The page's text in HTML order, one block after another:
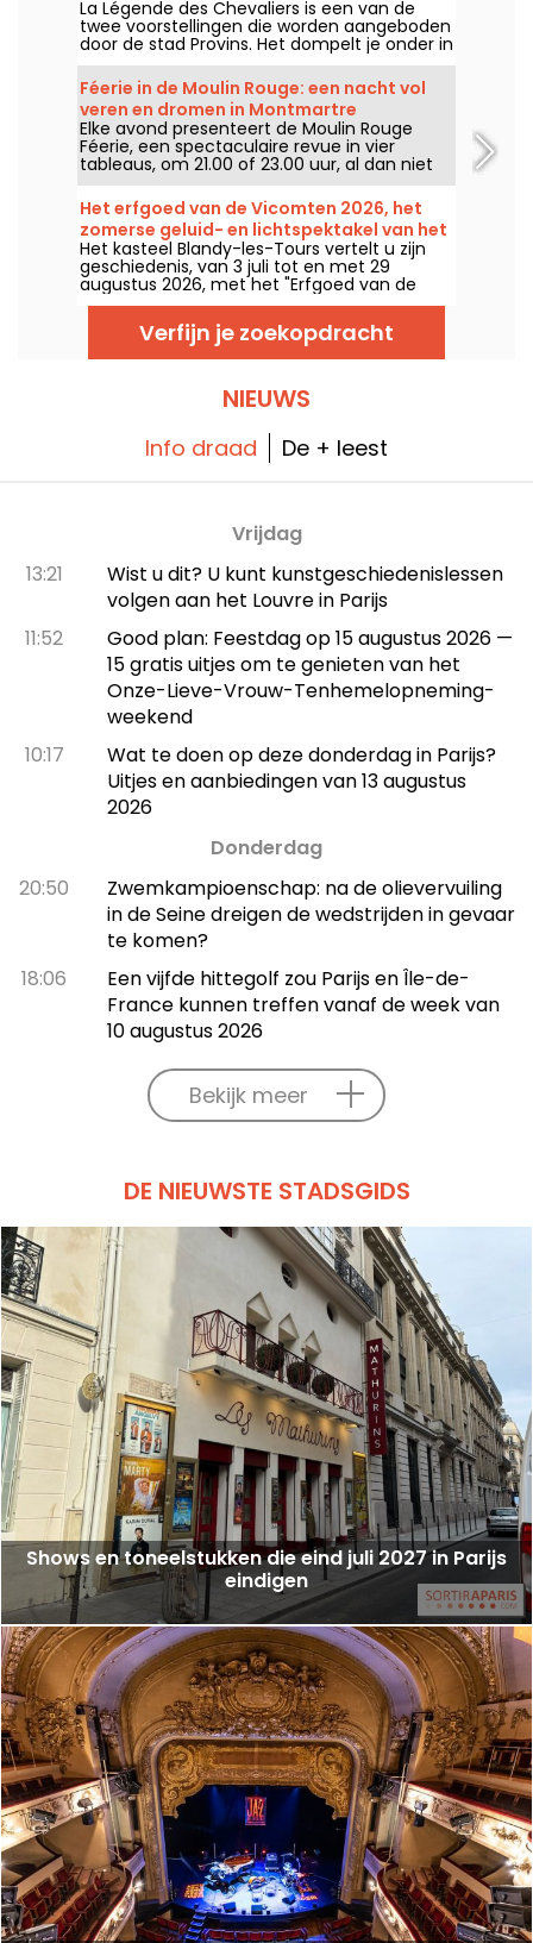
vestingen van Provins
La Légende des Chevaliers is een van de
twee voorstellingen die worden aangeboden
door de stad Provins. Het dompelt je onder in
de Middeleeuwen en combineert ruiterkunst,
geschiedenis en de magie van de
stadswallen. Er is iets voor het hele gezin!
Féerie in de Moulin Rouge: een nacht vol
veren en dromen in Montmartre
Elke avond presenteert de Moulin Rouge
Féerie, een spectaculaire revue in vier
tableaus, om 21.00 of 23.00 uur, al dan niet
voorafgegaan door een diner van hun chef-
kok.
Het erfgoed van de Vicomten 2026, het
zomerse geluid- en lichtspektakel van het
kasteel Blandy-les-Tours
Het kasteel Blandy-les-Tours vertelt u zijn
geschiedenis, van 3 juli tot en met 29
augustus 2026, met het "Erfgoed van de
Vicomten", een geluid- en lichtshow die de
eeuwen overbrugt en dit middeleeuwse
kasteel tot leven brengt. Wij gingen op
ontdekking en dit is een voorsmaakje van
Verfijn je zoekopdracht
NIEUWS
Info draad De + leest
Vrijdag
13:21
Wist u dit? U kunt kunstgeschiedenislessen
volgen aan het Louvre in Parijs
11:52
Good plan: Feestdag op 15 augustus 2026 —
15 gratis uitjes om te genieten van het
Onze-Lieve-Vrouw-Tenhemelopneming-
weekend
10:17
Wat te doen op deze donderdag in Parijs?
Uitjes en aanbiedingen van 13 augustus
2026
Donderdag
20:50
Zwemkampioenschap: na de olievervuiling
in de Seine dreigen de wedstrijden in gevaar
te komen?
18:06
Een vijfde hittegolf zou Parijs en Île-de-
France kunnen treffen vanaf de week van
10 augustus 2026
Bekijk meer
DE NIEUWSTE STADSGIDS
Shows en toneelstukken die eind juli 2027 in Parijs
eindigen